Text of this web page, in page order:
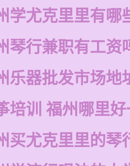
学尤克里里有哪
琴行兼职有工资
乐器批发市场地
培训 福州哪里
买尤克里里的琴